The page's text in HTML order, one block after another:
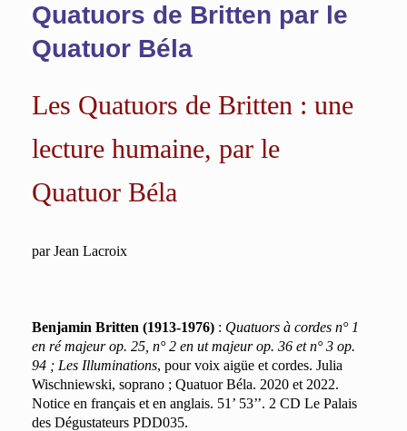
Quatuors de Britten par le
Quatuor Béla
Les Quatuors de Britten : une
lecture humaine, par le
Quatuor Béla
par Jean Lacroix
Benjamin Britten (1913-1976) : Quatuors à cordes n° 1
en ré majeur op. 25, n° 2 en ut majeur op. 36 et n° 3 op.
94 ; Les Illuminations, pour voix aigüe et cordes. Julia
Wischniewski, soprano ; Quatuor Béla. 2020 et 2022.
Notice en français et en anglais. 51’ 53’’. 2 CD Le Palais
des Dégustateurs PDD035.